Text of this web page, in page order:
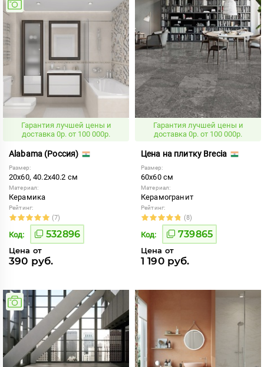
Гарантия лучшей цены и
доставка 0р. от 100 000р.
Alabama (Россия)
Размер:
20x60, 40.2x40.2 см
Материал:
Керамика
Рейтинг:
(7)
Код: 532896
Цена от
390 руб.
Гарантия лучшей цены и
доставка 0р. от 100 000р.
Цена на плитку Brecia
Размер:
60x60 см
Материал:
Керамогранит
Рейтинг:
(8)
Код: 739865
Цена от
1 190 руб.